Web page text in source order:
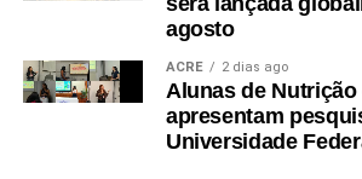
precaução para evitar danos
atingir a saúde da população.
considerado o princípio da
diante da incerteza sobre os
uma atividade potencialmente
agosto
ACRE 2 dias ago
Alunas de Nutrição
apresentam
Universidade